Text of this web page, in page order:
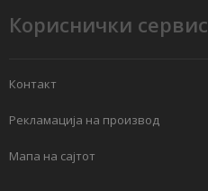
Кориснички сервис
Контакт
Рекламација на производ
Мапа на сајтот